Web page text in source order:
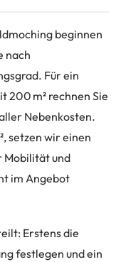
beginnen
nach
Für ein
200 m² rechnen Sie
Nebenkosten.
setzen wir einen
Mobilität und
im Angebot
Erstens die
festlegen und ein